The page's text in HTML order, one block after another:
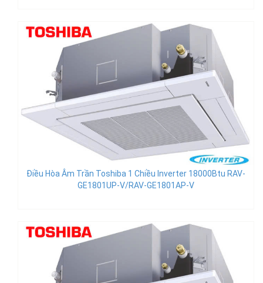
Điều Hòa Âm Trần Toshiba 1 Chiều Inverter 18000Btu RAV-
GE1801UP-V/RAV-GE1801AP-V